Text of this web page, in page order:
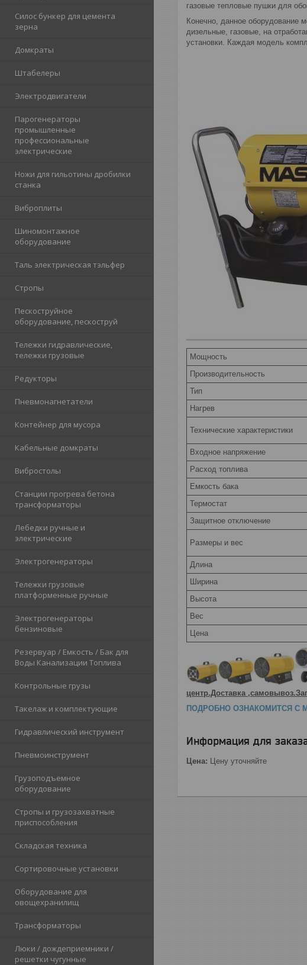
Силос бункер для цемента
зерна
Домкраты
Штабелеры
Электродвигатели
Парогенераторы
промышленные
профессиональные
электрические
Ножи для гильотины дробилки
станка
Виброплиты
Шиномонтажное
оборудование
Таль электрическая тэльфер
Стропы
Пескоструйное
оборудование, пескоструй
Тележки гидравлические,
тележки грузовые
Редукторы
Пневмонагнетатели
Контейнер для мусора
Кабельные домкраты
Вибростолы
Станции прогрева бетона
трансформаторы
Лебедки ручные и
электрические
Электрогенераторы
Тележки грузовые
платформенные ручные
Электрогенераторы
бензиновые
Резервуар / Емкость / Бак для
Воды Канализации Топлива
Контрольные грузы
Такелаж и комплектующие
Гидравлический инструмент
Пневмоинструмент
Грузоподъемное
оборудование
Стропы и грузозахватные
приспособления
Складская техника
Сортировочные установки
Оборудование для
овощехранилищ
Трансформаторы
Люки / дождеприемники /
решетки чугунные
газовые тепловые пушки для
Конечно, данное оборудование
дизельные, газовые, на
установки. Каждая модель
Мощность
Производительность
Тип
Нагрев
Технические характеристики
Входное напряжение
Расход топлива
Емкость бака
Термостат
Защитное отключение
Размеры и вес
Длина
Ширина
Высота
Вес
Цена
центр.Доставка
ПОДРОБНО ОЗНАКОМИТСЯ С
Информация для
Цена: Цену уточняйте